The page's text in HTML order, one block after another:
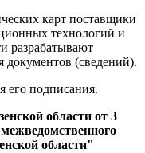
карт поставщики
технологий и
разрабатывают
документов (сведений).
его подписания.
области от 3
области"